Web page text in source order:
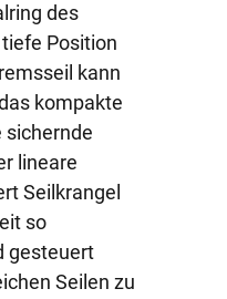
des
Position
kann
kompakte
sichernde
lineare
Seilkrangel
so
gesteuert
Seilen zu